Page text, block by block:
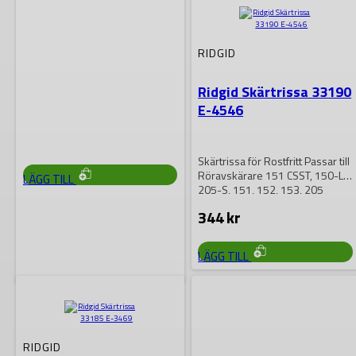
LÄGG TILL
Ridgid Skärtrissa E-109
RIDGID
Ridgid Skärtrissa 33190
E-4546
Skärtrissa för Rostfritt Passar till
Röravskärare 151 CSST, 150-LS,
205-S, 151, 152, 153, 205
344kr
LÄGG TILL
RIDGID